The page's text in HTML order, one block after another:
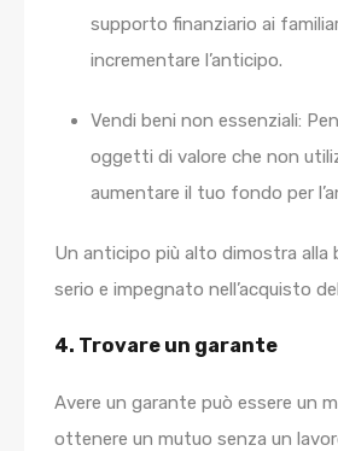
supporto finanziario ai
incrementare l’anticipo.
Vendi beni non essenziali:
oggetti di valore che non
aumentare il tuo fondo per
Un anticipo più alto dimostra alla
serio e impegnato nell’acquisto
4. Trovare un garante
Avere un garante può essere un
ottenere un mutuo senza un